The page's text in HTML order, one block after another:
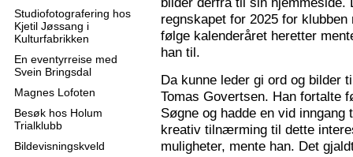
Studiofotografering hos
Kjetil Jøssang i
Kulturfabrikken
En eventyrreise med
Svein Bringsdal
Magnes Lofoten
Besøk hos Holum
Trialklubb
Bildevisningskveld
regnskapet for 2025 for
følge kalenderåret heretter
han til.
Da kunne leder gi ord og bilder
Tomas Govertsen. Han fortalte
Søgne og hadde en vid
kreativ tilnærming til dette
muligheter, mente han. Det